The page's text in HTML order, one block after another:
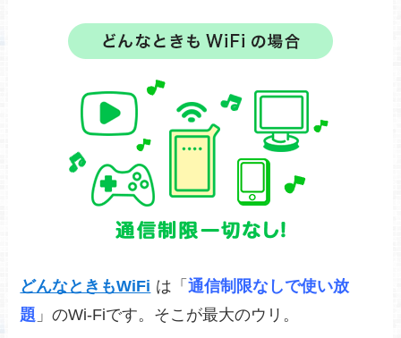
どんなときもWiFi は「通信制限なしで使い放
題 」のWi-Fiです。そこが最大のウリ。